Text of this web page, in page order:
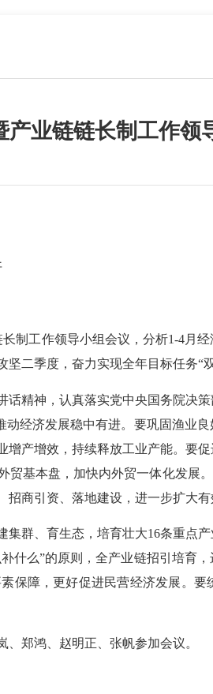
业链链长制工作领
工作领导小组会议，分析1-4月
二季度，奋力实现全年目标任务“双
神，认真落实党中央国务院决
经济发展稳中有进。要巩固渔业
产增效，持续释放工业产能。要
基本盘，加快内外贸一体化发展
商引资、落地建设，进一步扩大有
、育生态，培育壮大16条重点
什么”的原则，全产业链招引培育
保障，更好促进民营经济发展。
郑鸿、赵明正、张帆参加会议。